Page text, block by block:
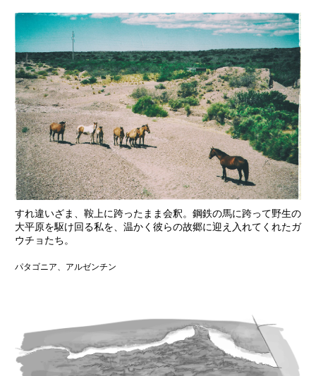
すれ違いざま、鞍上に跨ったまま会釈。鋼鉄の馬に跨って野生の
大平原を駆け回る私を、温かく彼らの故郷に迎え入れてくれたガ
ウチョたち。
パタゴニア、アルゼンチン